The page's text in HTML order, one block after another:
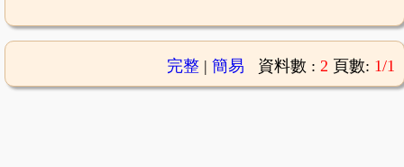
完整| 簡易 資料數 : 2 頁數: 1/1